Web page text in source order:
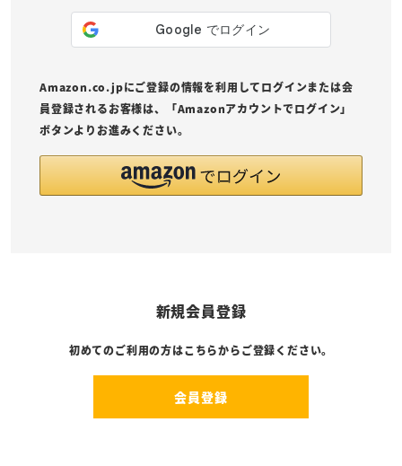
Amazon.co.jpにご登録の情報を利用してログインまたは会
員登録されるお客様は、「Amazonアカウントでログイン」
ボタンよりお進みください。
新規会員登録
初めてのご利用の方はこちらからご登録ください。
会員登録